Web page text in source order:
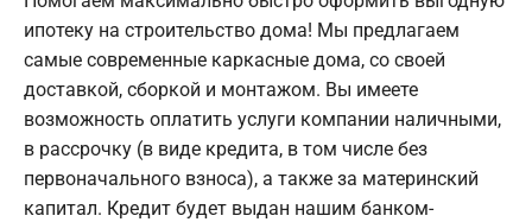
ипотеку на строительство дома! Мы предлагаем
самые современные каркасные дома, со своей
доставкой, сборкой и монтажом. Вы имеете
возможность оплатить услуги компании наличными,
в рассрочку (в виде кредита, в том числе без
первоначального взноса), а также за материнский
капитал. Кредит будет выдан нашим банком-